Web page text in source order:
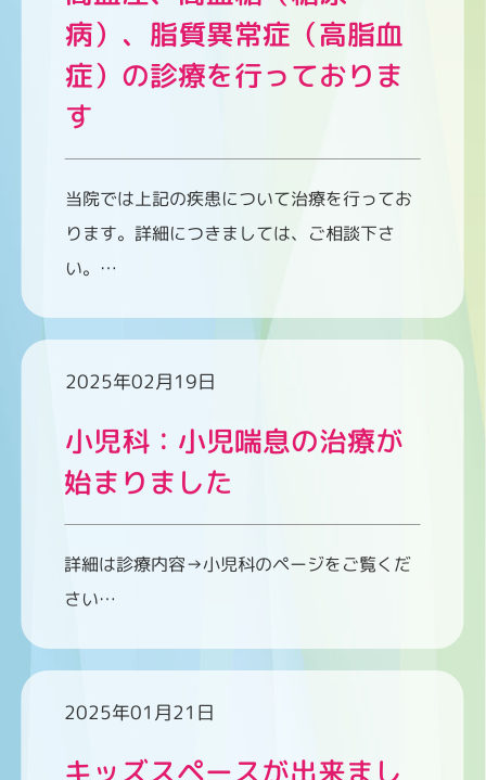
病）、脂質異常症（高脂血
症）の診療を行っておりま
す
当院では上記の疾患について治療を行ってお
ります。詳細につきましては、ご相談下さ
い。…
2025年02月19日
小児科：小児喘息の治療が
始まりました
詳細は診療内容→小児科のページをご覧くだ
さい…
2025年01月21日
キッズスペースが出来まし